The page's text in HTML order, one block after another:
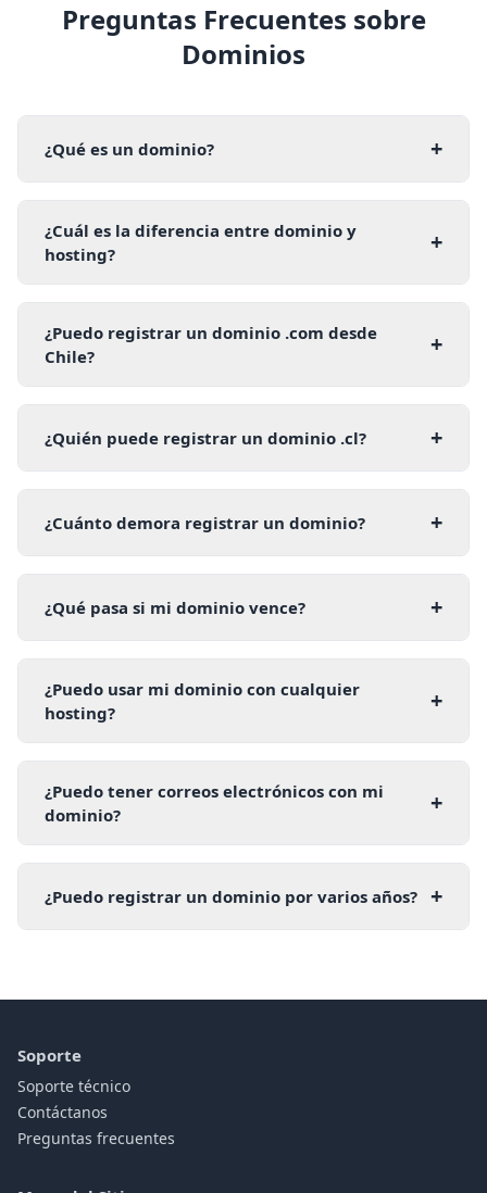
Preguntas Frecuentes sobre
Dominios
¿Qué es un dominio? +
¿Cuál es la diferencia entre dominio y
hosting?
+
¿Puedo registrar un dominio .com desde
Chile?
+
¿Quién puede registrar un dominio .cl? +
¿Cuánto demora registrar un dominio? +
¿Qué pasa si mi dominio vence? +
¿Puedo usar mi dominio con cualquier
hosting?
+
¿Puedo tener correos electrónicos con mi
dominio?
+
¿Puedo registrar un dominio por varios años? +
Soporte
Soporte técnico
Contáctanos
Preguntas frecuentes